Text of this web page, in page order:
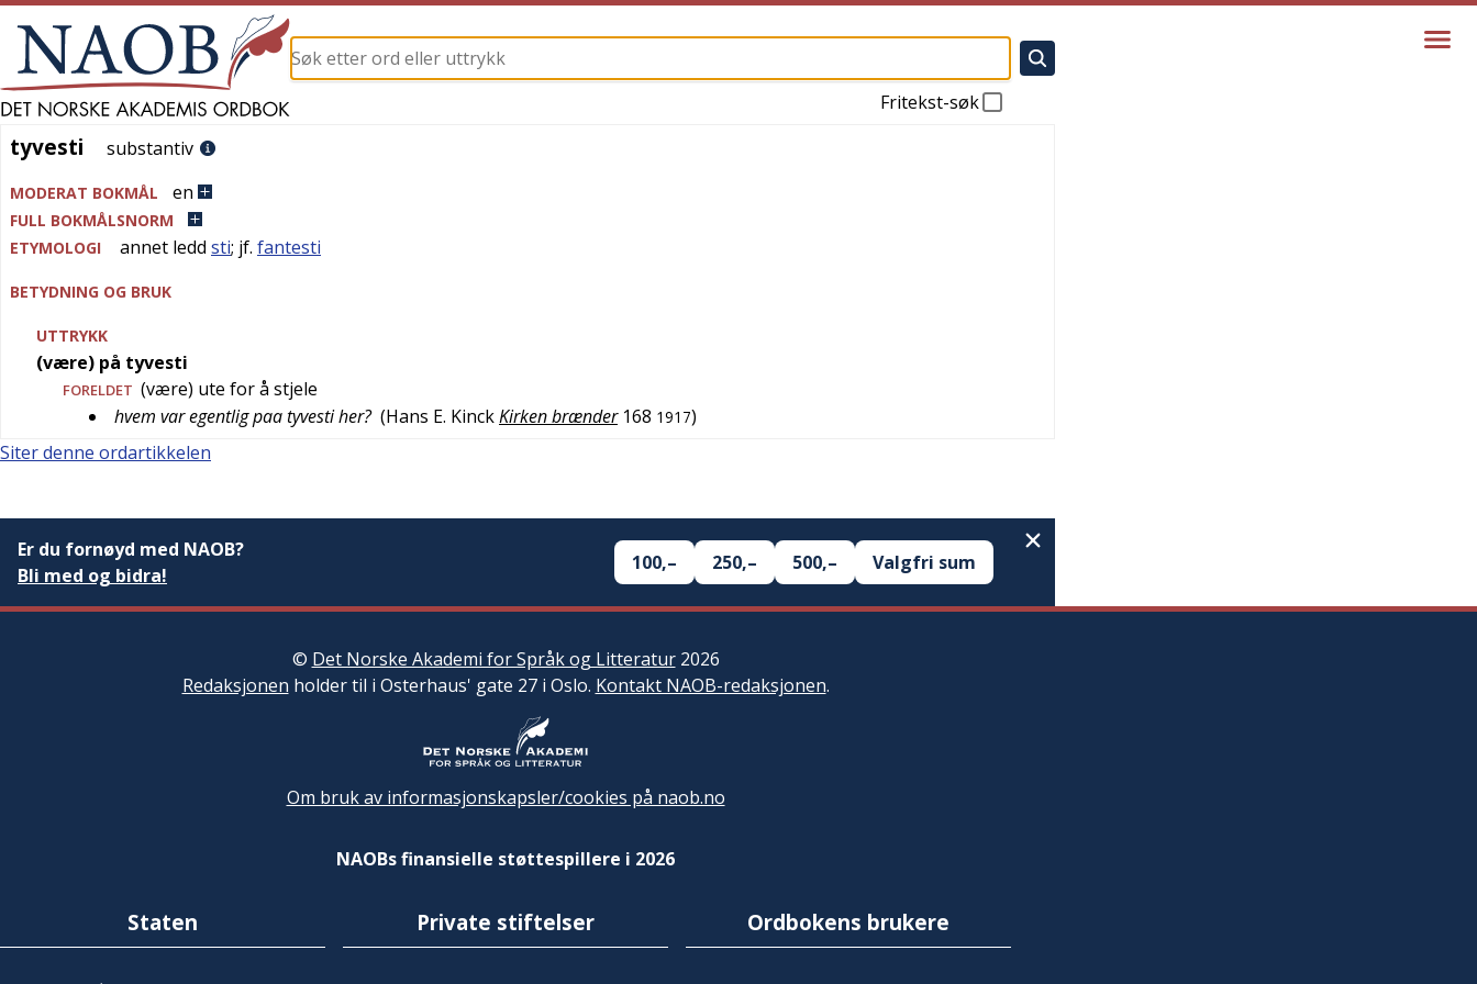
Fritekst-søk
tyvesti
tyvesti substantiv
MODERAT BOKMÅL en
FULL BOKMÅLSNORM
ETYMOLOGI
annet ledd sti; jf. fantesti
BETYDNING OG BRUK
UTTRYKK
(være) på tyvesti
FORELDET (være) ute for å stjele
hvem var egentlig paa tyvesti her? (Hans E. KinckKirken brænder 168 1917)
Siter denne ordartikkelen
Er du fornøyd med NAOB?
Bli med og bidra!
100,– 250,– 500,– Valgfri sum
© Det Norske Akademi for Språk og Litteratur2026
Redaksjonen holder til i Osterhaus' gate 27 i Oslo. Kontakt NAOB-redaksjonen.
Om bruk av informasjonskapsler/cookies på naob.no
NAOBs finansielle støttespillere i 2026
Staten Private stiftelser Ordbokens brukere